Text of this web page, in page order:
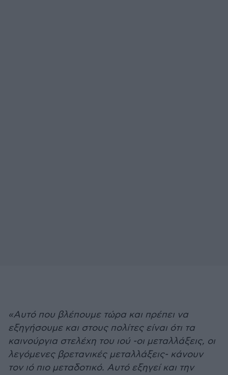
«Αυτό που βλέπουμε τώρα και πρέπει να
εξηγήσουμε και στους πολίτες είναι ότι τα
καινούργια στελέχη του ιού -οι μεταλλάξεις, οι
λεγόμενες βρετανικές μεταλλάξεις- κάνουν
τον ιό πιο μεταδοτικό. Αυτό εξηγεί και την